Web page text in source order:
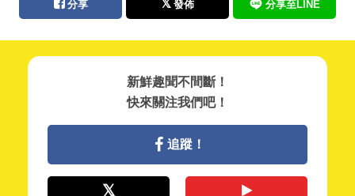
分享 發佈 分享至LINE
新鮮趣聞不間斷！
快來關注我們吧！
追蹤！